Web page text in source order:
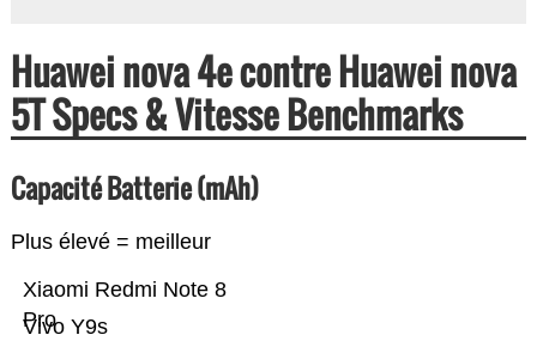
Huawei nova 4e contre Huawei nova
5T Specs & Vitesse Benchmarks
Capacité Batterie (mAh)
Plus élevé = meilleur
Vivo Y9s
Xiaomi Redmi Note 8
Pro